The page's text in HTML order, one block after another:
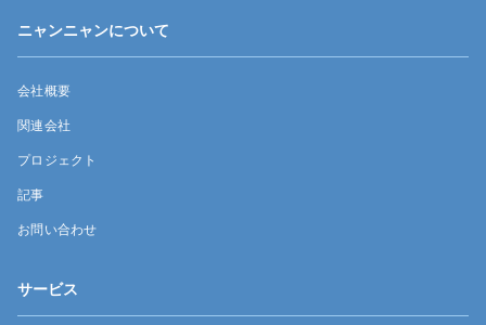
ニャンニャンについて
会社概要
関連会社
プロジェクト
記事
お問い合わせ
サービス